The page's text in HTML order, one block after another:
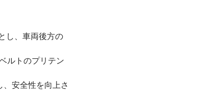
し、車両後方の
ルトのプリテン
安全性を向上さ